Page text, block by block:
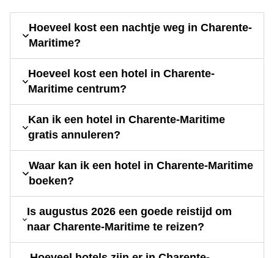
Hoeveel kost een nachtje weg in Charente-
Maritime?
Hoeveel kost een hotel in Charente-
Maritime centrum?
Kan ik een hotel in Charente-Maritime
gratis annuleren?
Waar kan ik een hotel in Charente-Maritime
boeken?
Is augustus 2026 een goede reistijd om
naar Charente-Maritime te reizen?